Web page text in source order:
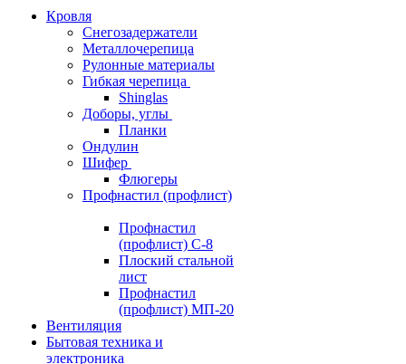
Кровля
Снегозадержатели
Металлочерепица
Рулонные материалы
Гибкая черепица
Shinglas
Доборы, углы
Планки
Ондулин
Шифер
Флюгеры
Профнастил (профлист)
Профнастил
(профлист) С-8
Плоский стальной
лист
Профнастил
(профлист) МП-20
Вентиляция
Бытовая техника и
электроника